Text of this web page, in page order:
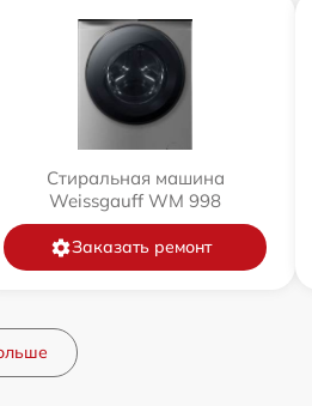
Стиральная машина
Weissgauff WM 998
Заказать ремонт